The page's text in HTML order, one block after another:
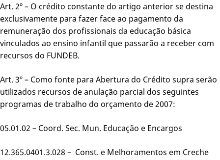
Art. 2º – O crédito constante do artigo anterior se destina
exclusivamente para fazer face ao pagamento da
remuneração dos profissionais da educação básica
vinculados ao ensino infantil que passarão a receber com
recursos do FUNDEB.
Art. 3º – Como fonte para Abertura do Crédito supra serão
utilizados recursos de anulação parcial dos seguintes
programas de trabalho do orçamento de 2007:
05.01.02 – Coord. Sec. Mun. Educação e Encargos
12.365.0401.3.028 – Const. e Melhoramentos em Creche